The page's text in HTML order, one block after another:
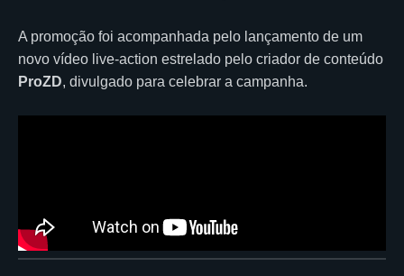
A promoção foi acompanhada pelo lançamento de um
novo vídeo live-action estrelado pelo criador de conteúdo
ProZD, divulgado para celebrar a campanha.